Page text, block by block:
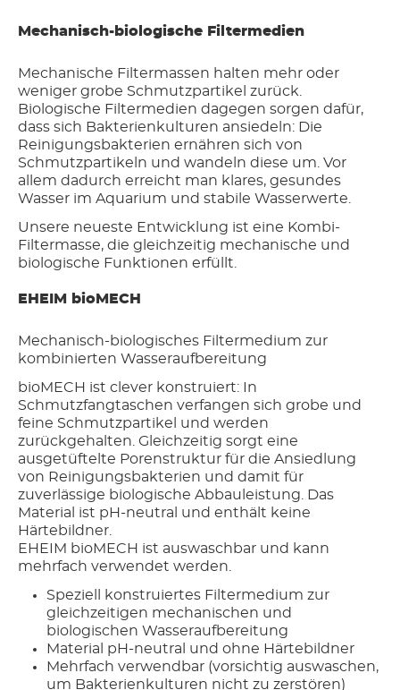
Mechanisch-biologische Filtermedien
Mechanische Filtermassen halten mehr oder
weniger grobe Schmutzpartikel zurück.
Biologische Filtermedien dagegen sorgen dafür,
dass sich Bakterienkulturen ansiedeln: Die
Reinigungsbakterien ernähren sich von
Schmutzpartikeln und wandeln diese um. Vor
allem dadurch erreicht man klares, gesundes
Wasser im Aquarium und stabile Wasserwerte.
Unsere neueste Entwicklung ist eine Kombi-
Filtermasse, die gleichzeitig mechanische und
biologische Funktionen erfüllt.
EHEIM bioMECH
Mechanisch-biologisches Filtermedium zur
kombinierten Wasseraufbereitung
bioMECH ist clever konstruiert: In
Schmutzfangtaschen verfangen sich grobe und
feine Schmutzpartikel und werden
zurückgehalten. Gleichzeitig sorgt eine
ausgetüftelte Porenstruktur für die Ansiedlung
von Reinigungsbakterien und damit für
zuverlässige biologische Abbauleistung. Das
Material ist pH-neutral und enthält keine
Härtebildner.
EHEIM bioMECH ist auswaschbar und kann
mehrfach verwendet werden.
Speziell konstruiertes Filtermedium zur
gleichzeitigen mechanischen und
biologischen Wasseraufbereitung
Material pH-neutral und ohne Härtebildner
Mehrfach verwendbar (vorsichtig auswaschen,
um Bakterienkulturen nicht zu zerstören)